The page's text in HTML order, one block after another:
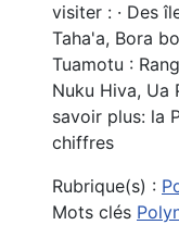
visiter : · Des
Taha'a, Bora
Tuamotu :
Nuku Hiva, Ua
savoir plus: la
chiffres
Rubrique(s) :
Mots clés